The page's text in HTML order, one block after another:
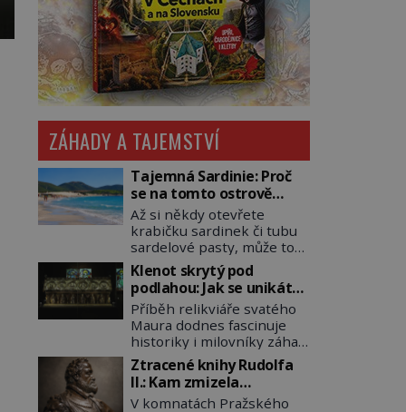
ZÁHADY A TAJEMSTVÍ
Tajemná Sardinie: Proč
se na tomto ostrově
nedoporučuje pytlovat
„mořské brambory“?
Až si někdy otevřete
krabičku sardinek či tubu
sardelové pasty, může to
být i lehké pozvání na
cestu do srdce
Středozemního moře, na
ostrov hrdých Sardů.
Věděli jste, že to byl právě
italský ostrov Sardinie,
jenž těmto produktům
moře propůjčil své jméno.
Co dalšího je pro Sardinii
Klenot skrytý pod
podlahou: Jak se unikátní
románský poklad dostal
do zapadlého Bečova?
Příběh relikviáře svatého
Maura dodnes fascinuje
historiky i milovníky záhad
po celém světě. Tato
románská zlatnická
památka ze 13. století je
po českých korunovačních
Ztracené knihy Rudolfa
II.: Kam zmizela
nejzáhadnější knihovna
V komnatách Pražského